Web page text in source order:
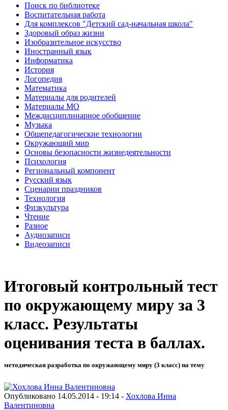
Поиск по библиотеке
Воспитательная работа
Для комплексов "Детский сад-начальная школа"
Здоровый образ жизни
Изобразительное искусство
Иностранный язык
Информатика
История
Логопедия
Математика
Материалы для родителей
Материалы МО
Междисциплинарное обобщение
Музыка
Общепедагогические технологии
Окружающий мир
Основы безопасности жизнедеятельности
Психология
Региональный компонент
Русский язык
Сценарии праздников
Технология
Физкультура
Чтение
Разное
Аудиозаписи
Видеозаписи
Итоговый контрольный тест
по окружающему миру за 3
класс. Результаты
оценивания теста в баллах.
методическая разработка по окружающему миру (3 класс) на тему
Опубликовано 14.05.2014 - 19:14 - Хохлова Инна
Валентиновна